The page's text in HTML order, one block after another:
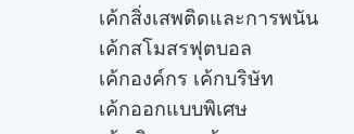
เค้กสิ่งเสพติดและการพนัน
เค้กสโมสรฟุตบอล
เค้กองค์กร เค้กบริษัท
เค้กออกแบบพิเศษ